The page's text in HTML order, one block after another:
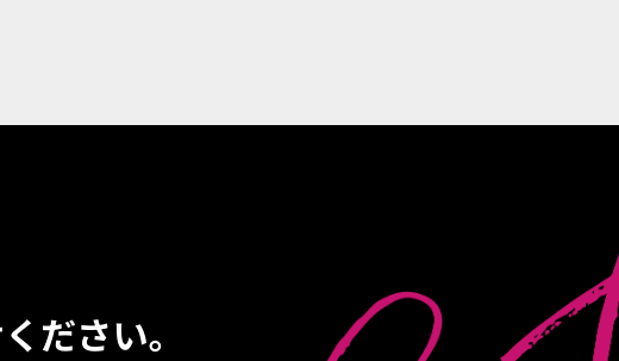
ださい。